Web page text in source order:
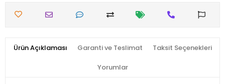
Ürün Açıklaması Garanti ve Teslimat Taksit Seçenekleri
Yorumlar